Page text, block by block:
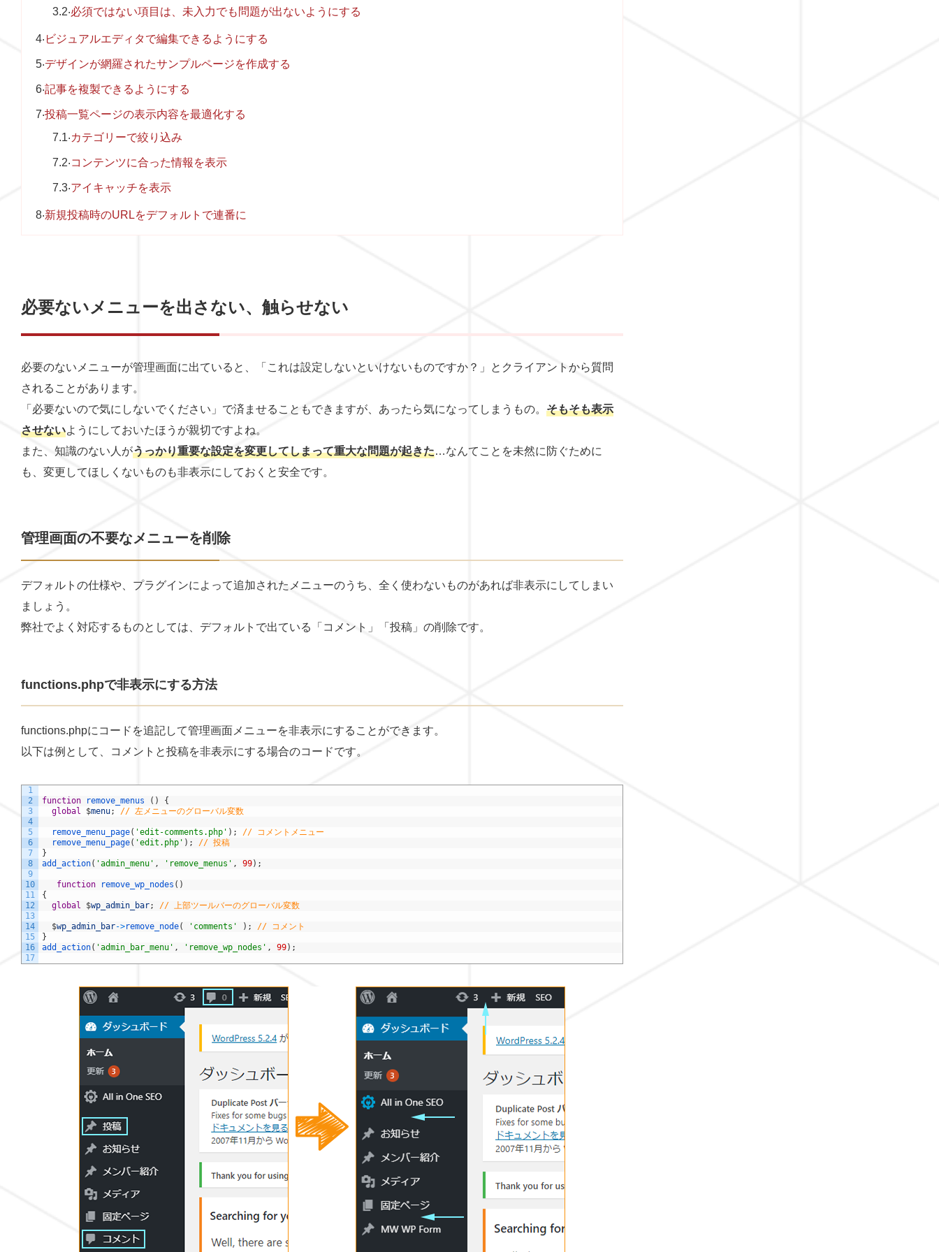
3.2必須ではない項目は、未入力でも問題が出ないようにする
4ビジュアルエディタで編集できるようにする
5デザインが網羅されたサンプルページを作成する
6記事を複製できるようにする
7投稿一覧ページの表示内容を最適化する
7.1カテゴリーで絞り込み
7.2コンテンツに合った情報を表示
7.3アイキャッチを表示
8新規投稿時のURLをデフォルトで連番に
必要ないメニューを出さない、触らせない
必要のないメニューが管理画面に出ていると、「これは設定しないといけないものですか？」とクライアントから質問
されることがあります。
「必要ないので気にしないでください」で済ませることもできますが、あったら気になってしまうもの。 そもそも表示
させないようにしておいたほうが親切ですよね。
また、知識のない人がうっかり重要な設定を変更してしまって重大な問題が起きた…なんてことを未然に防ぐために
も、変更してほしくないものも非表示にしておくと安全です。
管理画面の不要なメニューを削除
デフォルトの仕様や、プラグインによって追加されたメニューのうち、全く使わないものがあれば非表示にしてしまい
ましょう。
弊社でよく対応するものとしては、デフォルトで出ている「コメント」「投稿」の削除です。
functions.phpで非表示にする方法
functions.phpにコードを追記して管理画面メニューを非表示にすることができます。
以下は例として、コメントと投稿を非表示にする場合のコードです。
1
2
3
4
5
6
7
8
9
10
11
12
13
14
15
16
17
function remove_menus ( )
{
global
$menu; // 左メニューのグローバル変数
remove_menu_page( 'edit-comments.php' ) ;
// コメントメニュー
remove_menu_page( 'edit.php' ) ;
// 投稿
}
add_action( 'admin_menu' , 'remove_menus' , 99) ;
function remove_wp_nodes ( )
{
global
$wp_admin_bar; // 上部ツールバーのグローバル変数
$wp_admin_bar->remove_node( 'comments' ) ;
// コメント
}
add_action( 'admin_bar_menu' , 'remove_wp_nodes' , 99) ;